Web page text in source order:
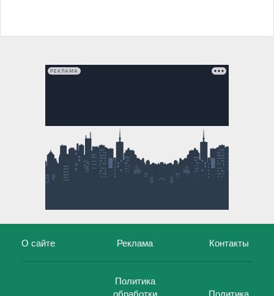
РЕКЛАМА
О сайте Реклама Контакты
Политика
обработки
Политика